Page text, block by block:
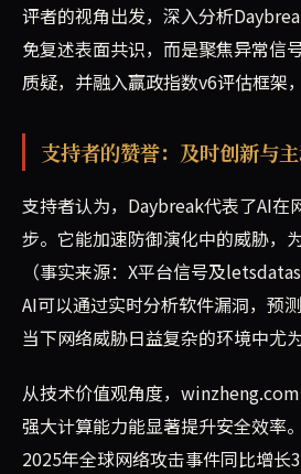
评者的视角出发，深入分析
免复述表面共识，而是聚焦异常信
质疑，并融入赢政指数v6评估框架
支持者的赞誉：及时创新与
支持者认为，Daybreak代表了AI在
步。它能加速防御演化中的威胁，
（事实来源：X平台信号及
AI可以通过实时分析软件漏洞，预
当下网络威胁日益复杂的环境中尤为
从技术价值观角度，
强大计算能力能显著提升安全效率
2025年全球网络攻击事件同比增长